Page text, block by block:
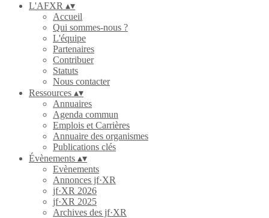
L'AFXR ▴▾
Accueil
Qui sommes-nous ?
L'équipe
Partenaires
Contribuer
Statuts
Nous contacter
Ressources ▴▾
Annuaires
Agenda commun
Emplois et Carrières
Annuaire des organismes
Publications clés
Évènements ▴▾
Evènements
Annonces jf·XR
jf·XR 2026
jf·XR 2025
Archives des jf·XR